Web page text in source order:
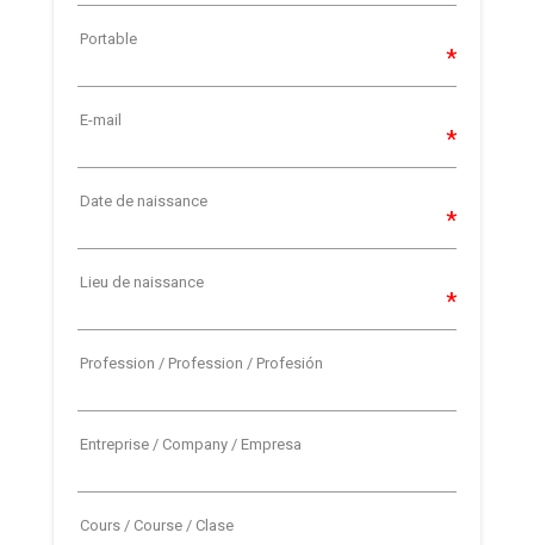
Portable
E-mail
Date de naissance
Lieu de naissance
Profession / Profession / Profesión
Entreprise / Company / Empresa
Cours / Course / Clase